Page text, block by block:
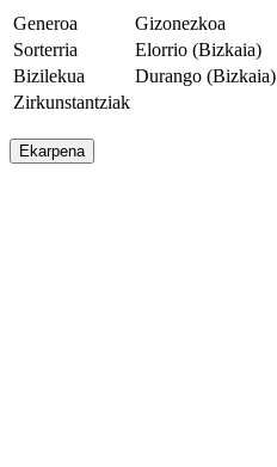
Generoa
Gizonezkoa
Sorterria
Elorrio (Bizkaia)
Bizilekua
Durango (Bizkaia)
Zirkunstantziak